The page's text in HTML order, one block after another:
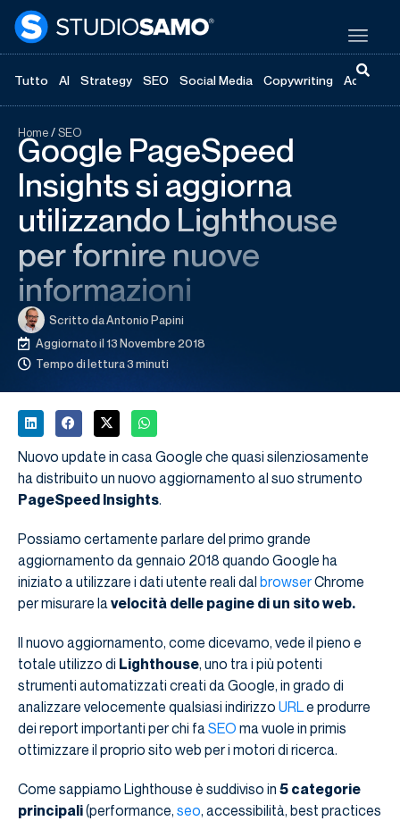
Tutto AI Strategy SEO Social Media Copywriting
Home/SEO
Google PageSpeed
Insights si aggiorna
utilizzando Lighthouse
per fornire nuove
informazioni
Scritto daAntonio Papini
Aggiornato il 13 Novembre 2018
Tempo di lettura 3 minuti
Nuovo update in casa Google che quasi silenziosamente
ha distribuito un nuovo aggiornamento al suo strumento
PageSpeed ​​Insights.
Possiamo certamente parlare del primo grande
aggiornamento da gennaio 2018 quando Google ha
iniziato a utilizzare i dati utente reali dal browserChrome
per misurare la velocità delle pagine di un sito web.
Il nuovo aggiornamento, come dicevamo, vede il pieno e
totale utilizzo di Lighthouse, uno tra i più potenti
strumenti automatizzati creati da Google, in grado di
analizzare velocemente qualsiasi indirizzo URLe produrre
dei report importanti per chi fa SEO ma vuole in primis
ottimizzare il proprio sito web per i motori di ricerca.
Come sappiamo Lighthouse è suddiviso in 5 categorie
principali(performance, seo, accessibilità, best practices